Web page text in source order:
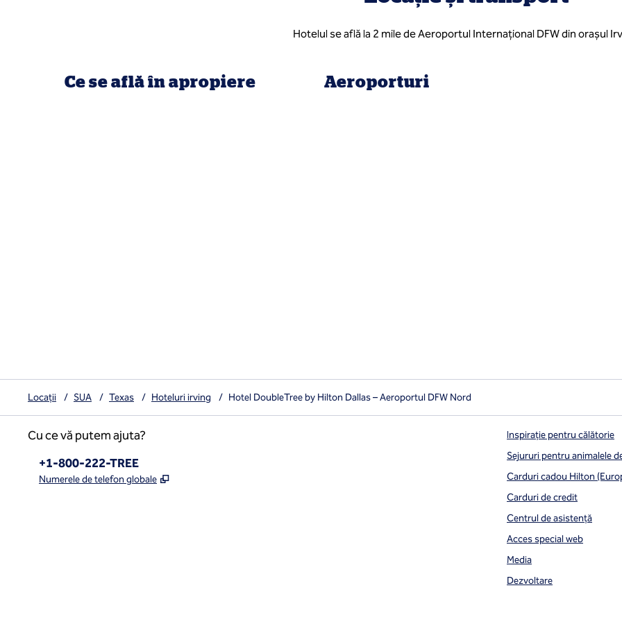
Hotelul se află la 2 mile de Aeroportul Internațional DFW din orașul
Ce se află în apropiere Aeroporturi
Locații / SUA / Texas / Hoteluri irving / Hotel DoubleTree by Hilton Dallas – Aeroportul DFW Nord
Cu ce vă putem ajuta?
Telefon:
+1-800-222-TREE
Numerele de telefon globale ,
Inspirație pentru călătorie
Sejururi pentru animalele
Carduri cadou Hilton
Carduri de credit
Centrul de asistență
Acces special web
Media
Dezvoltare